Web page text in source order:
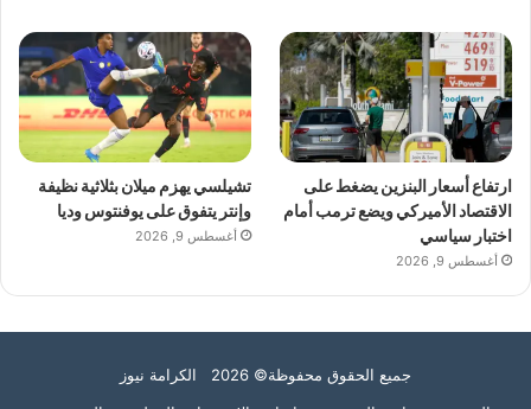
ارتفاع أسعار البنزين يضغط على
الاقتصاد الأميركي ويضع ترمب أمام
اختبار سياسي
أغسطس 9, 2026
تشيلسي يهزم ميلان بثلاثية نظيفة
وإنتر يتفوق على يوفنتوس وديا
أغسطس 9, 2026
جميع الحقوق محفوظة© 2026 الكرامة نيوز